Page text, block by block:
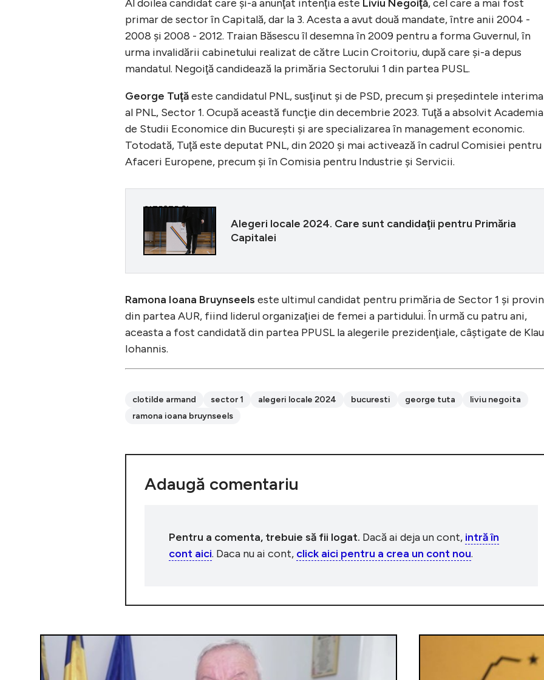
Al doilea candidat care şi-a anunţat intenţia este Liviu Negoiţă, cel care a mai fost
primar de sector în Capitală, dar la 3. Acesta a avut două mandate, între anii 2004 -
2008 şi 2008 - 2012. Traian Băsescu îl desemna în 2009 pentru a forma Guvernul, în
urma invalidării cabinetului realizat de către Lucin Croitoriu, după care şi-a depus
mandatul. Negoiţă candidează la primăria Sectorului 1 din partea PUSL.
George Tuţăeste candidatul PNL, susţinut şi de PSD, precum şi preşedintele
al PNL, Sector 1. Ocupă această funcţie din decembrie 2023. Tuţă a absolvit Academia
de Studii Economice din Bucureşti şi are specializarea în management economic.
Totodată, Tuţă este deputat PNL, din 2020 şi mai activează în cadrul Comisiei pentru
Afaceri Europene, precum şi în Comisia pentru Industrie şi Servicii.
CITEȘTE ȘI
Alegeri locale 2024. Care sunt candidaţii pentru Primăria
Capitalei
Ramona Ioana Bruynseels este ultimul candidat pentru primăria de Sector 1 şi
din partea AUR, fiind liderul organizaţiei de femei a partidului. În urmă cu patru ani,
aceasta a fost candidată din partea PPUSL la alegerile prezidenţiale, câştigate de
Iohannis.
clotilde armand sector 1 alegeri locale 2024 bucuresti george tuta
liviu negoita
ramona ioana bruynseels
Adaugă comentariu
Pentru a comenta, trebuie să fii logat. Dacă ai deja un cont, intră în
cont aici. Daca nu ai cont, click aici pentru a crea un cont nou.